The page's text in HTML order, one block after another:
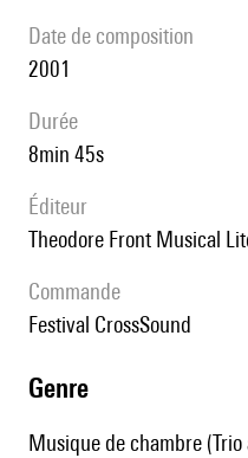
date de composition
2001
durée
8min 45s
éditeur
Theodore Front Musical
Commande
Festival CrossSound
genre
Musique de chambre